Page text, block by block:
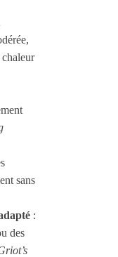
sans
:
des